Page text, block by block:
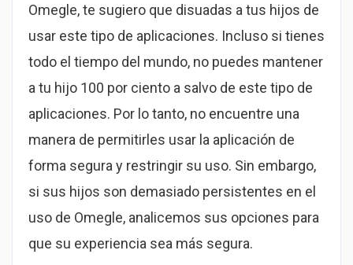
Omegle, te sugiero que disuadas a tus hijos de
usar este tipo de aplicaciones. Incluso si tienes
todo el tiempo del mundo, no puedes mantener
a tu hijo 100 por ciento a salvo de este tipo de
aplicaciones. Por lo tanto, no encuentre una
manera de permitirles usar la aplicación de
forma segura y restringir su uso. Sin embargo,
si sus hijos son demasiado persistentes en el
uso de Omegle, analicemos sus opciones para
que su experiencia sea más segura.